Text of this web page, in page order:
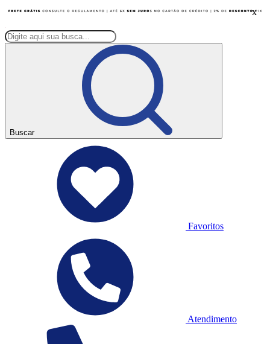
x
Buscar
Favoritos
Atendimento